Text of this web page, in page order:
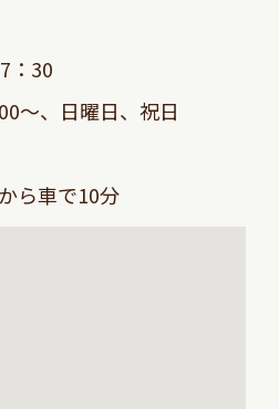
：30
～、日曜日、祝日
ら車で10分